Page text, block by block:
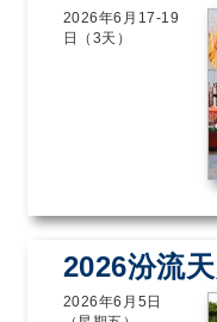
2026年6月17-19
日（3天）
2026汾流
2026年6月5日